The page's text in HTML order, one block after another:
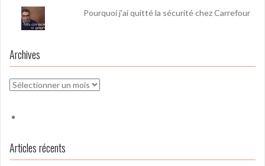
Pourquoi j'ai quitté la sécurité chez Carrefour
Archives
Archives
Articles récents